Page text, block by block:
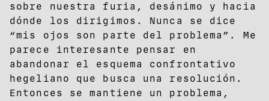
sobre nuestra furia, desánimo y hacia
dónde los dirigimos. Nunca se dice
“mis ojos son parte del problema”. Me
parece interesante pensar en
abandonar el esquema confrontativo
hegeliano que busca una resolución.
Entonces se mantiene un problema,